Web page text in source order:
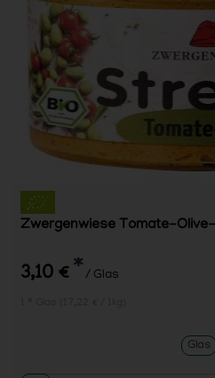
Zwergenwiese Tomate-
3,10 € * / Glas
Glas